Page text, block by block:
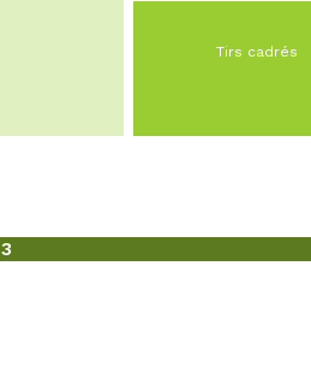
Tirs cadrés
3